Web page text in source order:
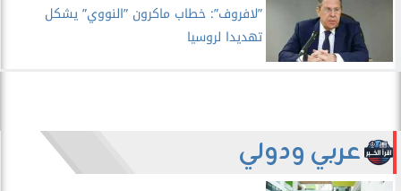
”لافروف”: خطاب ماكرون ”النووي” يشكل
تهديدا لروسيا
عربي ودولي